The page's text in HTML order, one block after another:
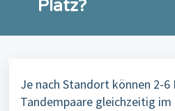
Platz?
Je nach Standort können 2-6
Tandempaare gleichzeitig